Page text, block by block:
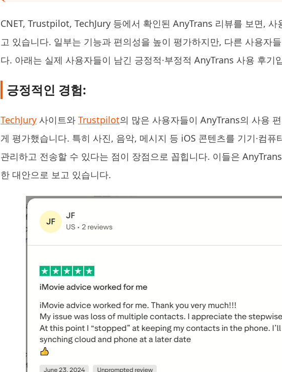
CNET, Trustpilot, TechJury 등에서 확인된 AnyTrans 리뷰를 보면, 사
고 있습니다. 일부는 기능과 편의성을 높이 평가하지만, 다른 사용자
다. 아래는 실제 사용자들이 남긴 긍정적·부정적 AnyTrans 사용 후기
긍정적인 경험:
TechJury 사이트와 Trustpilot의 많은 사용자들이 AnyTrans의 사용
게 평가했습니다. 특히 사진, 음악, 메시지 등 iOS 콘텐츠를 기기·컴퓨
관리하고 전송할 수 있다는 점이 장점으로 꼽힙니다. 이들은
한 대안으로 보고 있습니다.